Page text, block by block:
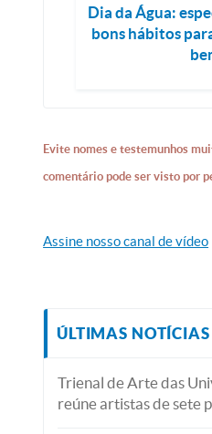
Dia da Água:
bons hábitos
Evite nomes e testemunhos
comentário pode ser visto por
Assine nosso canal de vídeo
ÚLTIMAS NOTÍCIAS
Trienal de Arte das
reúne artistas de sete